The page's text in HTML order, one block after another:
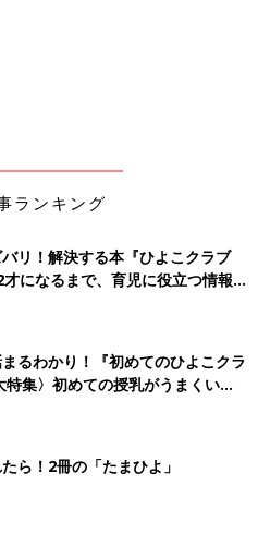
ランキング
リ！解決する本『ひよこクラブ
になるまで、育児に役立つ情報が
るわかり！『初めてのひよこクラ
特集〉初めての授乳がうまくい
クの基本と夏のトラブル 解決テ
ら！2冊の「たまひよ」